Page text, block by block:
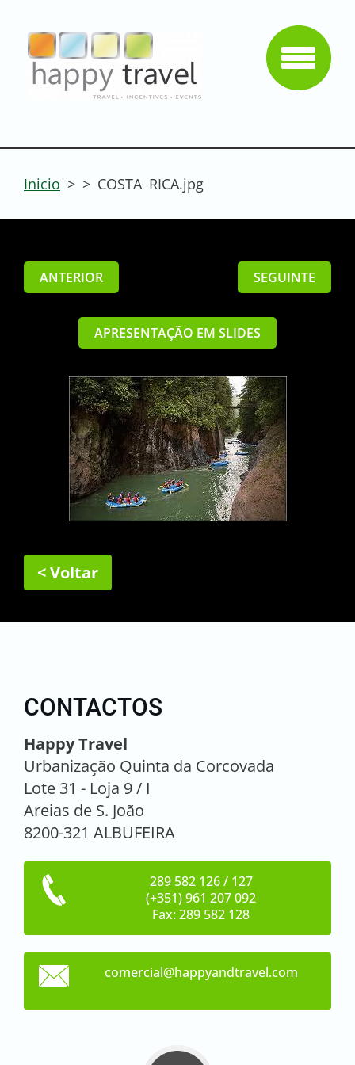
Inicio > > COSTA RICA.jpg
ANTERIOR SEGUINTE
APRESENTAÇÃO EM SLIDES
< Voltar
CONTACTOS
Happy Travel
Urbanização Quinta da Corcovada
Lote 31 - Loja 9 / I
Areias de S. João
8200-321 ALBUFEIRA
289 582 126 / 127
(+351) 961 207 092
Fax: 289 582 128
comercial@happyandtravel.com